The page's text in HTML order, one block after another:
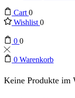
Cart 0
Wishlist 0
0 0
0 Warenkorb
Keine Produkte im